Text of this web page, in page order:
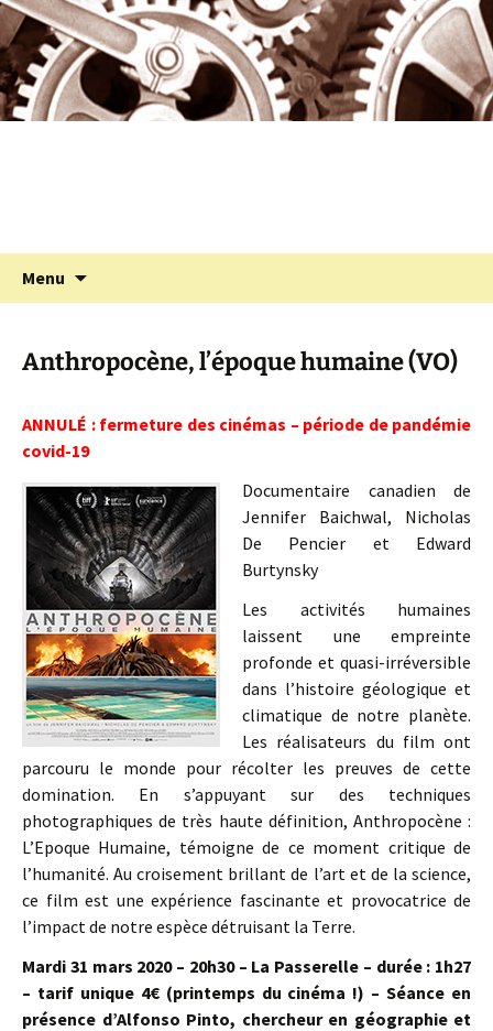
Aller
au
contenu
Cinémolette
Programmation cinéma à St Julien Molin
Molette
Menu
Anthropocène, l’époque humaine (VO)
ANNULÉ : fermeture des cinémas – période de pandémie
covid-19
Documentaire canadien de
Jennifer Baichwal, Nicholas
De Pencier et Edward
Burtynsky
Les activités humaines
laissent une empreinte
profonde et quasi-irréversible
dans l’histoire géologique et
climatique de notre planète.
Les réalisateurs du film ont
parcouru le monde pour récolter les preuves de cette
domination. En s’appuyant sur des techniques
photographiques de très haute définition, Anthropocène :
L’Epoque Humaine, témoigne de ce moment critique de
l’humanité. Au croisement brillant de l’art et de la science,
ce film est une expérience fascinante et provocatrice de
l’impact de notre espèce détruisant la Terre.
Mardi 31 mars 2020 – 20h30 – La Passerelle – durée : 1h27
– tarif unique 4€ (printemps du cinéma !) – Séance en
présence d’Alfonso Pinto, chercheur en géographie et